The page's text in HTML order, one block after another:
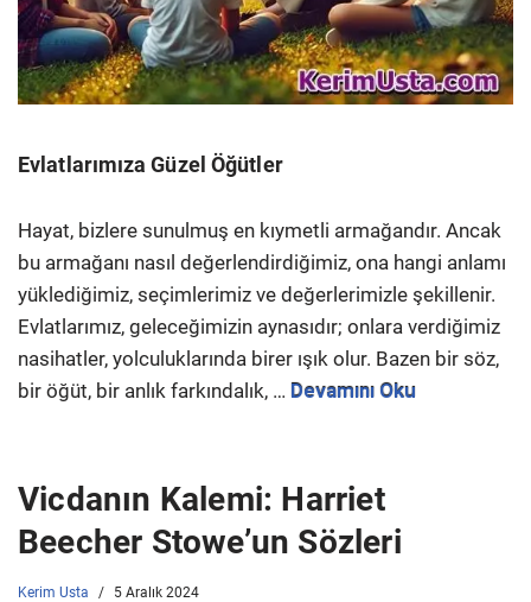
Evlatlarımıza Güzel Öğütler
Hayat, bizlere sunulmuş en kıymetli armağandır. Ancak
bu armağanı nasıl değerlendirdiğimiz, ona hangi anlamı
yüklediğimiz, seçimlerimiz ve değerlerimizle şekillenir.
Evlatlarımız, geleceğimizin aynasıdır; onlara verdiğimiz
nasihatler, yolculuklarında birer ışık olur. Bazen bir söz,
bir öğüt, bir anlık farkındalık, … Devamını Oku
Vicdanın Kalemi: Harriet
Beecher Stowe’un Sözleri
Kerim Usta 5 Aralık 2024